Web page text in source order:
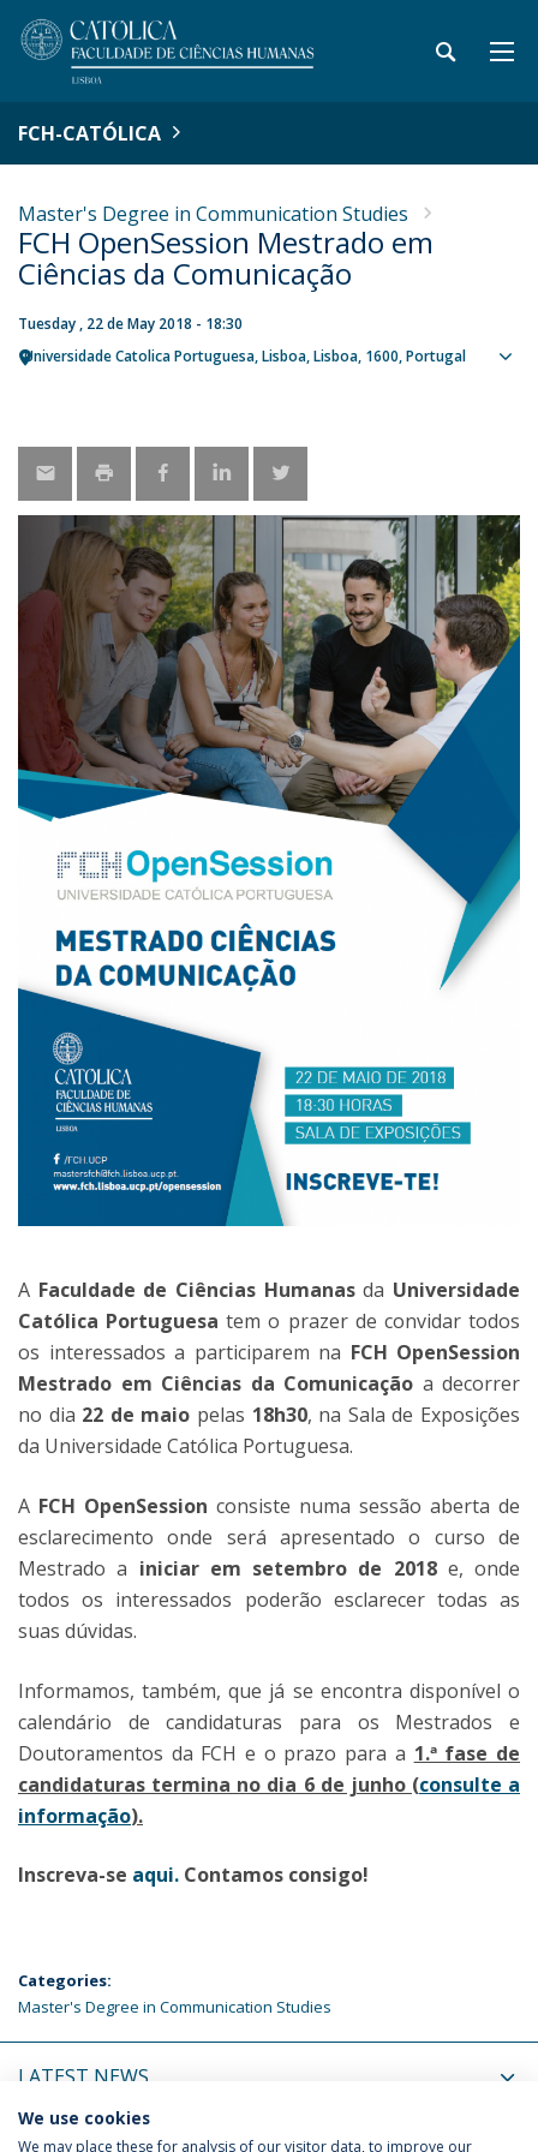
FCH-CATÓLICA
Master's Degree in Communication Studies
FCH OpenSession Mestrado em
Ciências da Comunicação
Tuesday , 22 de May 2018 - 18:30
Universidade Catolica Portuguesa Lisboa Lisboa 1600 Portugal
A Faculdade de Ciências Humanasda Universidade
Católica Portuguesa tem o prazer de convidar todos
os interessados a participarem na FCH OpenSession
Mestrado em Ciências da Comunicação a decorrer
no dia 22 de maio pelas 18h30, na Sala de Exposições
da Universidade Católica Portuguesa.
A FCH OpenSession consiste numa sessão aberta de
esclarecimento onde será apresentado o curso de
Mestrado a iniciar em setembro de 2018e, onde
todos os interessados poderão esclarecer todas as
suas dúvidas.
Informamos, também, que já se encontra disponível o
calendário de candidaturas para os Mestrados e
Doutoramentos da FCH e o prazo para a 1.ª fase de
candidaturas termina no dia 6 de junho (consulte a
informação).
Inscreva-se aqui. Contamos consigo!
Categories:
Master's Degree in Communication Studies
LATEST NEWS
UPCOMING EVENTS
We use cookies
We may place these for analysis of our visitor data, to improve our